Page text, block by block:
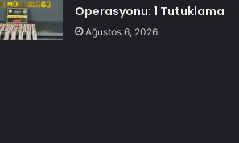
Operasyonu: 1 Tutuklama
Ağustos 6, 2026